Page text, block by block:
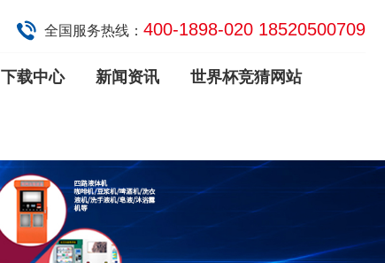
全国服务热线： 400-1898-020 18520500709
下载中心 新闻资讯 世界杯竞猜网站